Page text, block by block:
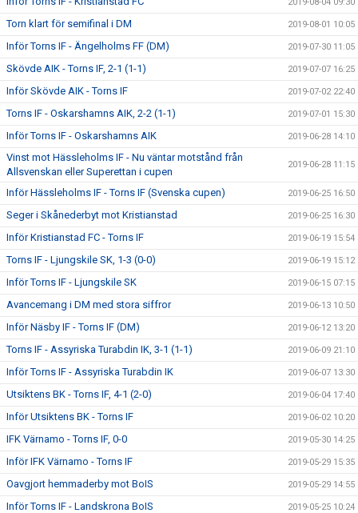
Torn klart för semifinal i DM 2019-08-01 10:05
Inför Torns IF - Ängelholms FF (DM) 2019-07-30 11:05
Skövde AIK - Torns IF, 2-1 (1-1) 2019-07-07 16:25
Inför Skövde AIK - Torns IF 2019-07-02 22:40
Torns IF - Oskarshamns AIK, 2-2 (1-1) 2019-07-01 15:30
Inför Torns IF - Oskarshamns AIK 2019-06-28 14:10
Vinst mot Hässleholms IF - Nu väntar motstånd från
Allsvenskan eller Superettan i cupen
2019-06-28 11:15
Inför Hässleholms IF - Torns IF (Svenska cupen) 2019-06-25 16:50
Seger i Skånederbyt mot Kristianstad 2019-06-25 16:30
Inför Kristianstad FC - Torns IF 2019-06-19 15:54
Torns IF - Ljungskile SK, 1-3 (0-0) 2019-06-19 15:12
Inför Torns IF - Ljungskile SK 2019-06-15 07:15
Avancemang i DM med stora siffror 2019-06-13 10:50
Inför Näsby IF - Torns IF (DM) 2019-06-12 13:20
Torns IF - Assyriska Turabdin IK, 3-1 (1-1) 2019-06-09 21:10
Inför Torns IF - Assyriska Turabdin IK 2019-06-07 13:30
Utsiktens BK - Torns IF, 4-1 (2-0) 2019-06-04 17:40
Inför Utsiktens BK - Torns IF 2019-06-02 10:20
IFK Värnamo - Torns IF, 0-0 2019-05-30 14:25
Inför IFK Värnamo - Torns IF 2019-05-29 15:35
Oavgjort hemmaderby mot BoIS 2019-05-29 14:55
Inför Torns IF - Landskrona BoIS 2019-05-25 10:24